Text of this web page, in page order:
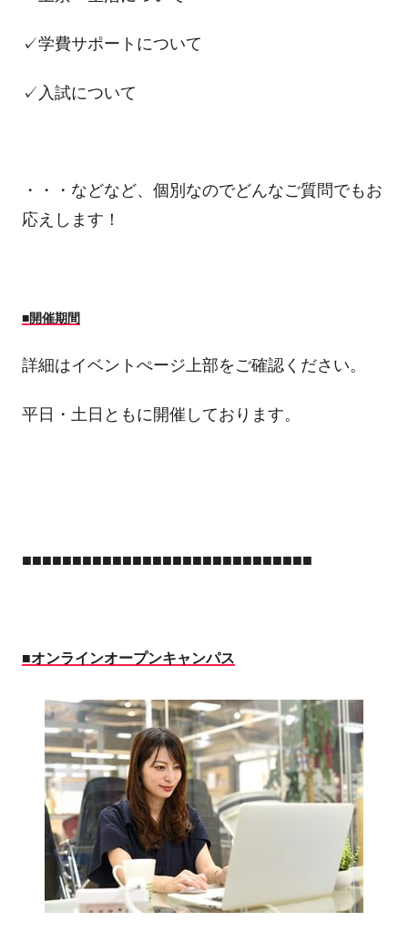
✓学費サポートについて
✓入試について
・・・などなど、個別なのでどんなご質問でもお
応えします！
■開催期間
詳細はイベントぺージ上部をご確認ください。
平日・土日ともに開催しております。
■■■■■■■■■■■■■■■■■■■■■■■■■■■■■
■オンラインオープンキャンパス